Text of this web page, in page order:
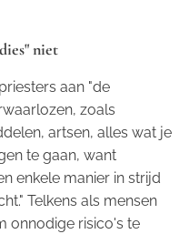
niet
aan "de
zoals
artsen, alles wat je
te gaan, want
enkele manier in strijd
Telkens als mensen
onnodige risico's te